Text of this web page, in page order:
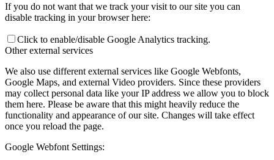
If you do not want that we track your visit to our site you can
disable tracking in your browser here:
Click to enable/disable Google Analytics tracking.
Other external services
We also use different external services like Google Webfonts,
Google Maps, and external Video providers. Since these providers
may collect personal data like your IP address we allow you to block
them here. Please be aware that this might heavily reduce the
functionality and appearance of our site. Changes will take effect
once you reload the page.
Google Webfont Settings: